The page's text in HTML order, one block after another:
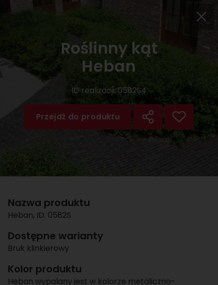
Roślinny kąt
Heban
ID realizacji: 0582S4
Przejdź do produktu
Nazwa produktu
Heban, ID: 0582S
Dostępne warianty
Bruk klinkierowy
Kolor produktu
Heban wypalany jest w kolorze metaliczno-